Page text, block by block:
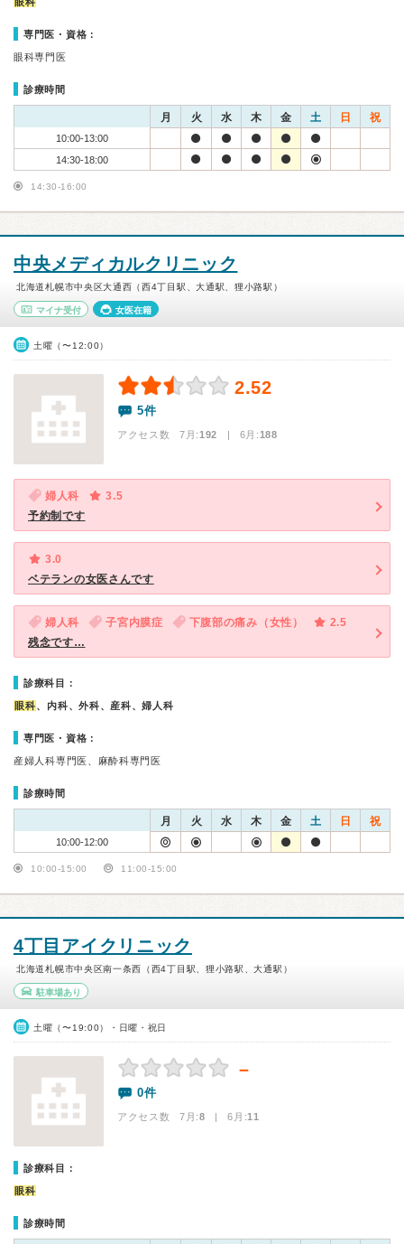
専門医・資格：
眼科専門医
診療時間
月 火 水 木 金 土 日 祝
10:00-13:00
14:30-18:00
14:30-16:00
中央メディカルクリニック
北海道札幌市中央区大通西（西4丁目駅、大通駅、狸小路駅）
マイナ受付 女医在籍
土曜（〜12:00）
2.52
5件
アクセス数 7月:192 | 6月:188
婦人科
3.5
予約制です
3.0
ベテランの女医さんです
婦人科 子宮内膜症 下腹部の痛み（女性）
2.5
残念です…
診療科目：
眼科、内科、外科、産科、婦人科
専門医・資格：
産婦人科専門医、麻酔科専門医
診療時間
月 火 水 木 金 土 日 祝
10:00-12:00
10:00-15:00 11:00-15:00
4丁目アイクリニック
北海道札幌市中央区南一条西（西4丁目駅、狸小路駅、大通駅）
駐車場あり
土曜（〜19:00）・日曜・祝日
－
0件
アクセス数 7月:8 | 6月:11
診療科目：
眼科
診療時間